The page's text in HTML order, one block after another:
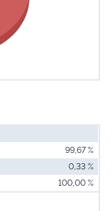
99,67 %
0,33 %
100,00 %